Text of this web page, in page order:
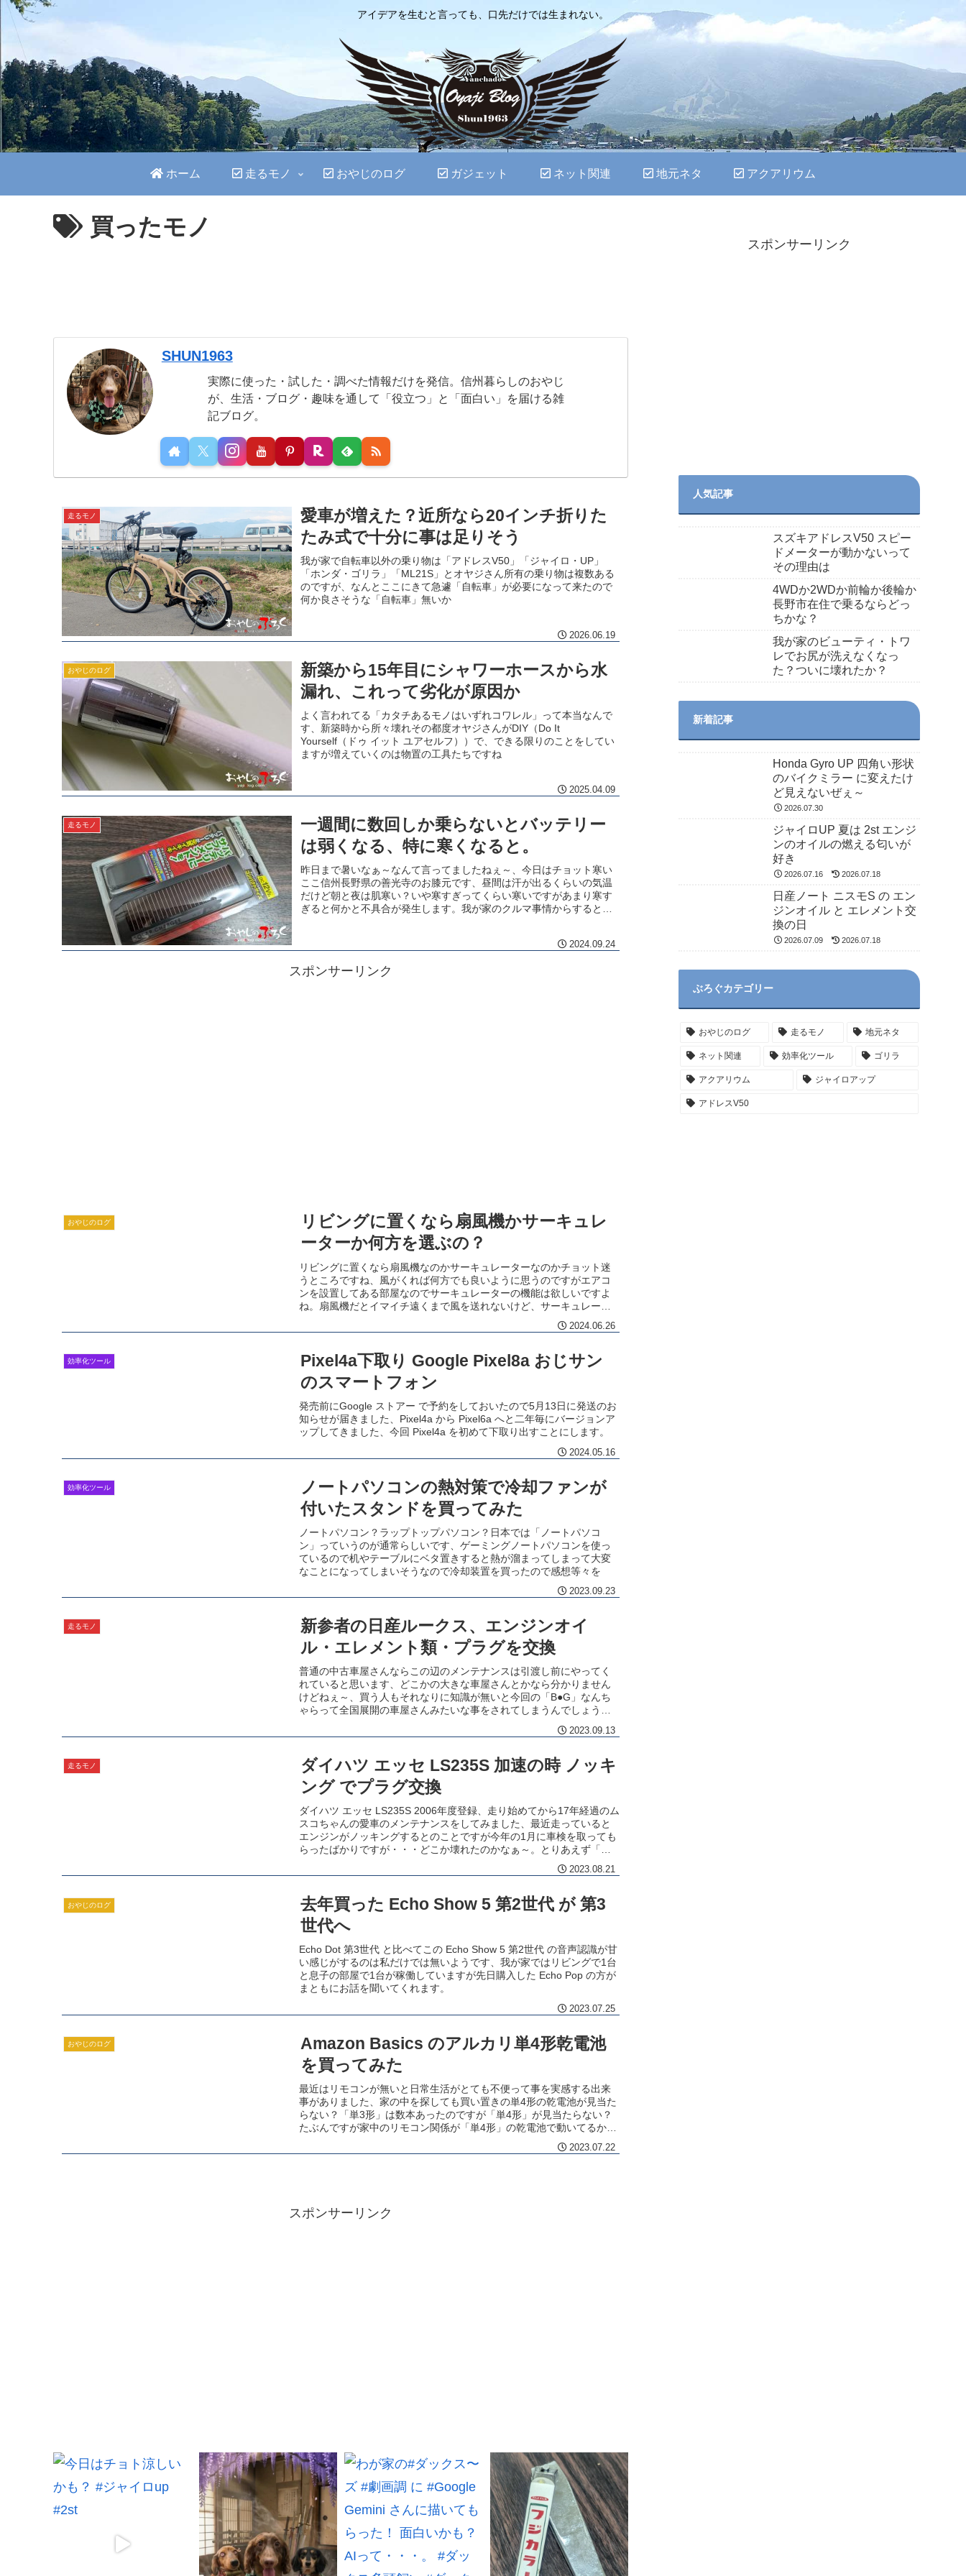
アイデアを生むと言っても、口先だけでは生まれない。
ホーム 走るモノ おやじのログ ガジェット ネット関連 地元ネタ アクアリウム
買ったモノ
SHUN1963
実際に使った・試した・調べた情報だけを発信。信州暮らしのおやじ
が、生活・ブログ・趣味を通して「役立つ」と「面白い」を届ける雑
記ブログ。
走るモノ
愛車が増えた？近所なら20インチ折りた
たみ式で十分に事は足りそう
我が家で自転車以外の乗り物は「アドレスV50」「ジャイロ・UP」
「ホンダ・ゴリラ」「ML21S」とオヤジさん所有の乗り物は複数ある
のですが、なんとここにきて急遽「自転車」が必要になって来たので
何か良さそうな「自転車」無いか
2026.06.19
おやじのログ
新築から15年目にシャワーホースから水
漏れ、これって劣化が原因か
よく言われてる「カタチあるモノはいずれコワレル」って本当なんで
す、新築時から所々壊れその都度オヤジさんがDIY（Do It
Yourself（ドゥ イット ユアセルフ））で、できる限りのことをしてい
ますが増えていくのは物置の工具たちですね
2025.04.09
走るモノ
一週間に数回しか乗らないとバッテリー
は弱くなる、特に寒くなると。
昨日まで暑いなぁ～なんて言ってましたねぇ～、今日はチョット寒い
ここ信州長野県の善光寺のお膝元です、昼間は汗が出るくらいの気温
だけど朝と夜は肌寒い？いや寒すぎってくらい寒いですがあまり寒す
ぎると何かと不具合が発生します。我が家のクルマ事情からすると、
コマッタ？
2024.09.24
スポンサーリンク
おやじのログ
リビングに置くなら扇風機かサーキュレ
ーターか何方を選ぶの？
リビングに置くなら扇風機なのかサーキュレーターなのかチョット迷
うところですね、風がくれば何方でも良いように思うのですがエアコ
ンを設置してある部屋なのでサーキュレーターの機能は欲しいですよ
ね。扇風機だとイマイチ遠くまで風を送れないけど、サーキュレータ
2024.06.26
効率化ツール
Pixel4a下取り Google Pixel8a おじサン
のスマートフォン
発売前にGoogle ストアー で予約をしておいたので5月13日に発送のお
知らせが届きました、Pixel4a から Pixel6a へと二年毎にバージョンア
ップしてきました、今回 Pixel4a を初めて下取り出すことにします。
2024.05.16
効率化ツール
ノートパソコンの熱対策で冷却ファンが
付いたスタンドを買ってみた
ノートパソコン？ラップトップパソコン？日本では「ノートパソコ
ン」っていうのが通常らしいです、ゲーミングノートパソコンを使っ
ているので机やテーブルにベタ置きすると熱が溜まってしまって大変
なことになってしまいそうなので冷却装置を買ったので感想等々を
2023.09.23
走るモノ
新参者の日産ルークス、エンジンオイ
ル・エレメント類・プラグを交換
普通の中古車屋さんならこの辺のメンテナンスは引渡し前にやってく
れていると思います、どこかの大きな車屋さんとかなら分かりません
けどねぇ～、買う人もそれなりに知識が無いと今回の「B●G」なんち
ゃらって全国展開の車屋さんみたいな事をされてしまうんでしょうね
2023.09.13
走るモノ
ダイハツ エッセ LS235S 加速の時 ノッキ
ング でプラグ交換
ダイハツ エッセ LS235S 2006年度登録、走り始めてから17年経過のム
スコちゃんの愛車のメンテナンスをしてみました、最近走っていると
エンジンがノッキングするとのことですが今年の1月に車検を取っても
らったばかりですが・・・どこか壊れたのかなぁ～。とりあえず「エ
ンジンのノッキング」といえば疑うところはここでしょう！
2023.08.21
おやじのログ
去年買った Echo Show 5 第2世代 が 第3
世代へ
Echo Dot 第3世代 と比べてこの Echo Show 5 第2世代 の音声認識が甘
い感じがするのは私だけでは無いようです、我が家ではリビングで1台
と息子の部屋で1台が稼働していますが先日購入した Echo Pop の方が
まともにお話を聞いてくれます。
2023.07.25
おやじのログ
Amazon Basics のアルカリ単4形乾電池
を買ってみた
最近はリモコンが無いと日常生活がとても不便って事を実感する出来
事がありました、家の中を探しても買い置きの単4形の乾電池が見当た
らない？「単3形」は数本あったのですが「単4形」が見当たらない？
たぶんですが家中のリモコン関係が「単4形」の乾電池で動いてるから
2023.07.22
スポンサーリンク
スポンサーリンク
人気記事
スズキアドレスV50 スピー
ドメーターが動かないって
その理由は
4WDか2WDか前輪か後輪か
長野市在住で乗るならどっ
ちかな？
我が家のビューティ・トワ
レでお尻が洗えなくなっ
た？ついに壊れたか？
新着記事
Honda Gyro UP 四角い形状
のバイクミラー に変えたけ
ど見えないぜぇ～
2026.07.30
ジャイロUP 夏は 2st エンジ
ンのオイルの燃える匂いが
好き
2026.07.16 2026.07.18
日産ノート ニスモS の エン
ジンオイル と エレメント交
換の日
2026.07.09 2026.07.18
ぶろぐカテゴリー
おやじのログ 走るモノ 地元ネタ
ネット関連 効率化ツール ゴリラ
アクアリウム ジャイロアップ
アドレスV50